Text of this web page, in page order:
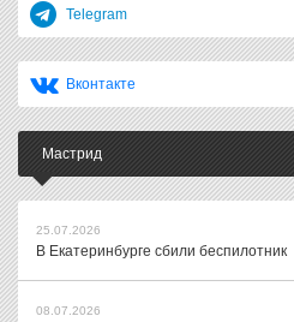
Telegram
Вконтакте
Мастрид
25.07.2026
В Екатеринбурге сбили беспилотник
08.07.2026